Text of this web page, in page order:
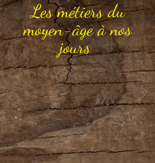
​Les métiers du
moyen-âge à nos
jours